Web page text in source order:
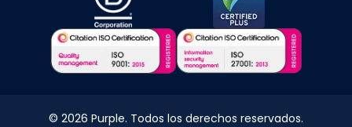
© 2026 Purple. Todos los derechos reservados.